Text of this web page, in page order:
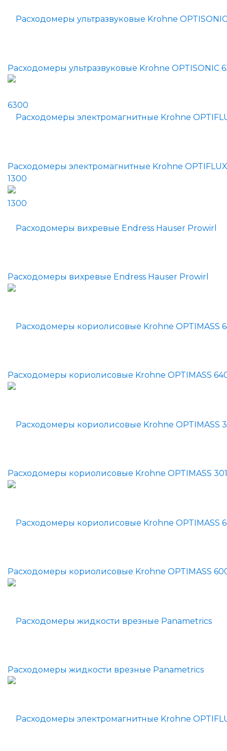
Расходомеры ультразвуковые Krohne OPTISONIC
Расходомеры электромагнитные Krohne OPTIFLUX
1300
Расходомеры вихревые Endress Hauser Prowirl
Расходомеры кориолисовые Krohne OPTIMASS
Расходомеры кориолисовые Krohne OPTIMASS
Расходомеры кориолисовые Krohne OPTIMASS
Расходомеры жидкости врезные Panametrics